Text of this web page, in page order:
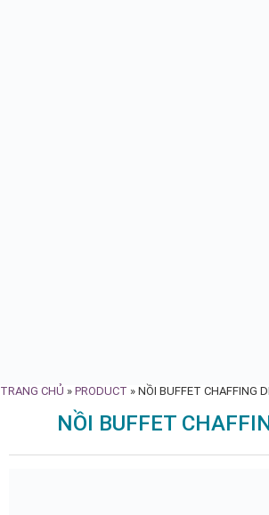
TRANG CHỦ » PRODUCT » NỒI BUFFET CHAFFING
NỒI BUFFET